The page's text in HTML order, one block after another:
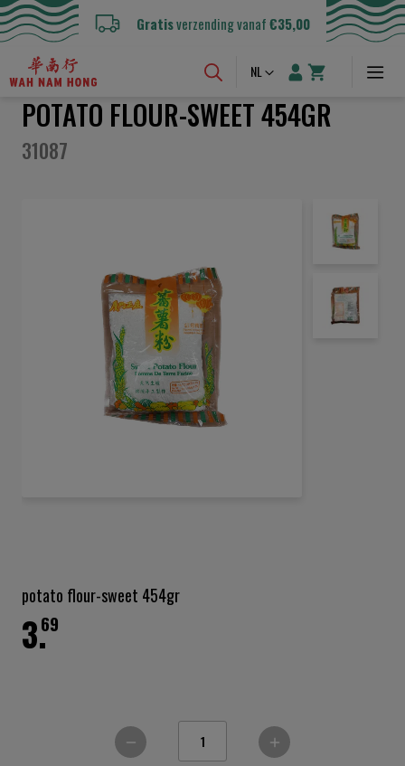
Gratisverzending vanaf€35,00
Taal
NL
POTATO FLOUR-SWEET 454GR
31087
begin
van
de
afbeeldingen-
potato flour-sweet 454gr
69
3.